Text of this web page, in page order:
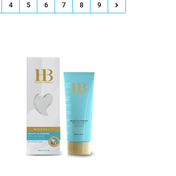
4 5 6 7 8 9